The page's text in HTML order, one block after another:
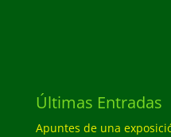
Últimas Entradas
Apuntes de una